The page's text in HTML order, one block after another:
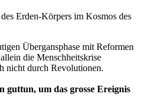
Erden-Körpers im Kosmos des
Übergansphase mit Reformen
die Menschheitskrise
nicht durch Revolutionen.
guttun, um das grosse Ereignis